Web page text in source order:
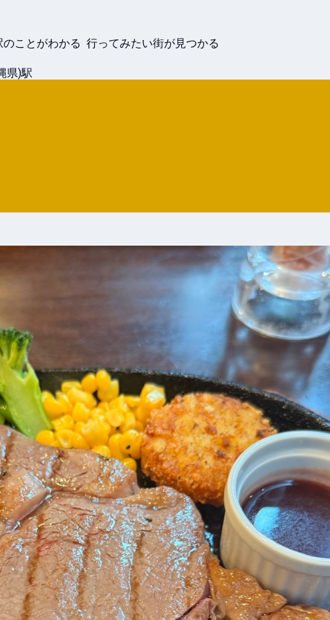
のことがわかる 行ってみたい街が見つかる
県)駅